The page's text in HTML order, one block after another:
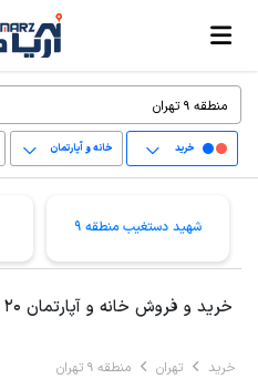
خرید خانه و آپارتمان
شهید دستغیب منطقه 9
خرید و فروش خانه و آپارتمان 20 متری در منطقه 9 تهران
خرید تهران منطقه 9 تهران